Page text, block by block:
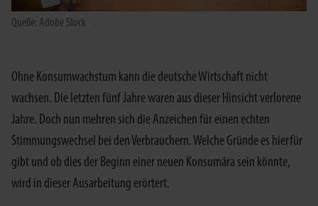
Quelle: Adobe Stock
Ohne Konsumwachstum kann die deutsche Wirtschaft nicht
wachsen. Die letzten fünf Jahre waren aus dieser Hinsicht verlorene
Jahre. Doch nun mehren sich die Anzeichen für einen echten
Stimmungswechsel bei den Verbrauchern. Welche Gründe es hierfür
gibt und ob dies der Beginn einer neuen Konsumära sein könnte,
wird in dieser Ausarbeitung erörtert.